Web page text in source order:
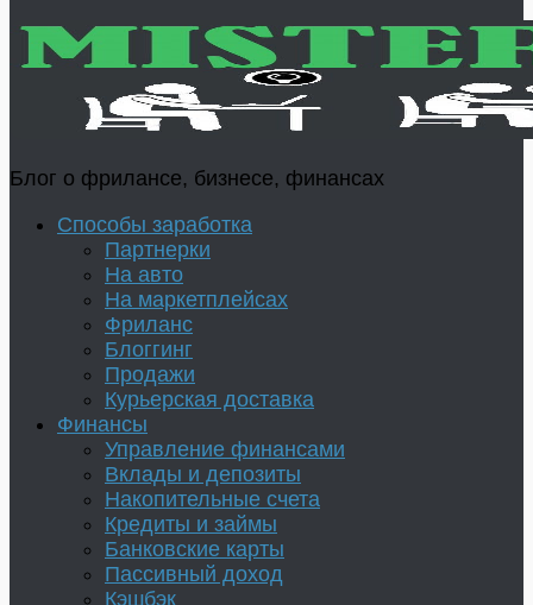
Блог о фрилансе, бизнесе, финансах
Способы заработка
Партнерки
На авто
На маркетплейсах
Фриланс
Блоггинг
Продажи
Курьерская доставка
Финансы
Управление финансами
Вклады и депозиты
Накопительные счета
Кредиты и займы
Банковские карты
Пассивный доход
Кэшбэк